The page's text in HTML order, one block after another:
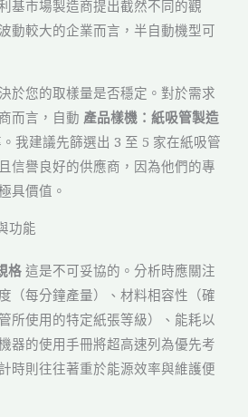
基市場製造商提出截然不同的觀
動較大的企業而言，半自動機型可
於您的取樣量是否穩定。對於需求
而言，自動 產品樣機：紙吸管製造
我建議先篩選出 3 至 5 家在紙吸管
信譽良好的供應商，因為他們的專
具價值。
功能
格 這是不可妥協的。分析時應關注
（每分鐘產量）、材料相容性（確
所使用的特定紙張等級）、能耗以
器的使用手冊將超高速列為優先考
時則往往著重於能源效率與維護便